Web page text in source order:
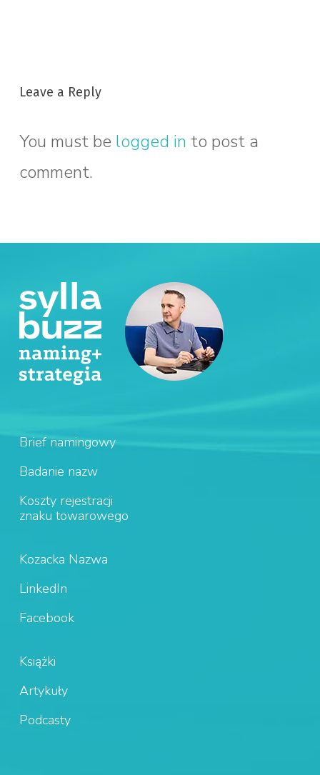
Leave a Reply
You must be logged in to post a
comment.
Brief namingowy
Badanie nazw
Koszty rejestracji
znaku towarowego
Kozacka Nazwa
LinkedIn
Facebook
Książki
Artykuły
Podcasty